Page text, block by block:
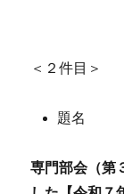
＜２件目＞
題名
専門部会（第